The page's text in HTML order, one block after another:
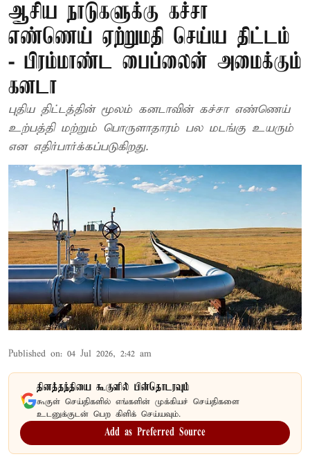
ஆசிய நாடுகளுக்கு கச்சா
எண்ணெய் ஏற்றுமதி செய்ய திட்டம்
- பிரம்மாண்ட பைப்லைன் அமைக்கும்
கனடா
புதிய திட்டத்தின் மூலம் கனடாவின் கச்சா எண்ணெய்
உற்பத்தி மற்றும் பொருளாதாரம் பல மடங்கு உயரும்
என எதிர்பார்க்கப்படுகிறது.
Published on: 04 Jul 2026, 2:42 am
தினத்தந்தியை கூகுளில் பின்தொடரவும்
கூகுள் செய்திகளில் எங்களின் முக்கியச் செய்திகளை
உடனுக்குடன் பெற கிளிக் செய்யவும்.
Add as Preferred Source